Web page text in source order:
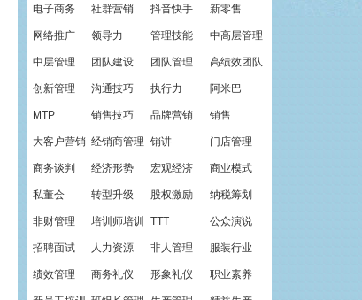
电子商务 社群营销 抖音快手 新零售
网络推广 领导力 管理技能 中高层管理
中层管理 团队建设 团队管理 高绩效团队
创新管理 沟通技巧 执行力 阿米巴
MTP 销售技巧 品牌营销 销售
大客户营销 经销商管理 销讲 门店管理
商务谈判 经济形势 宏观经济 商业模式
私董会 转型升级 股权激励 纳税筹划
非财管理 培训师培训 TTT 公众演说
招聘面试 人力资源 非人管理 服装行业
绩效管理 商务礼仪 形象礼仪 职业素养